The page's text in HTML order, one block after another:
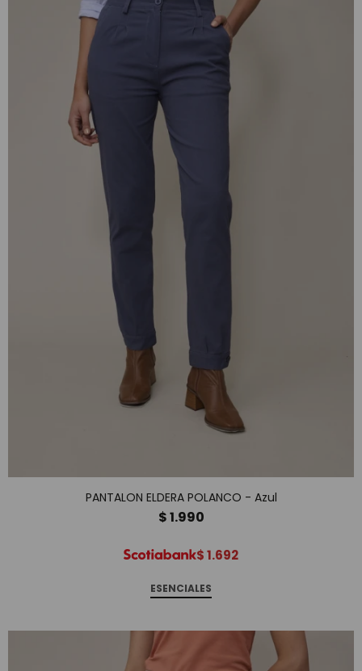
PANTALON ELDERA POLANCO - Azul
$1.990
$1.692
ESENCIALES